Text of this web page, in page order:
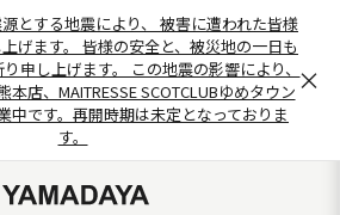
とする地震により、 被害に遭われた皆様
げます。 皆様の安全と、被災地の一日も
申し上げます。 この地震の影響により、
本店、MAITRESSE SCOTCLUBゆめタウン
中です。再開時期は未定となっておりま
す。
×